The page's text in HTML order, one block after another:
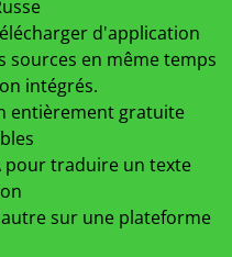
d'application
sources en même temps
intégrés.
entièrement gratuite
pour traduire un texte
sur une plateforme